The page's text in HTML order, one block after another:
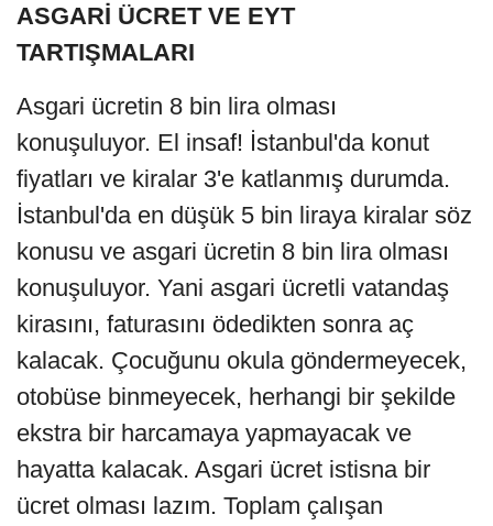
ASGARİ ÜCRET VE EYT
TARTIŞMALARI
Asgari ücretin 8 bin lira olması
konuşuluyor. El insaf! İstanbul'da konut
fiyatları ve kiralar 3'e katlanmış durumda.
İstanbul'da en düşük 5 bin liraya kiralar söz
konusu ve asgari ücretin 8 bin lira olması
konuşuluyor. Yani asgari ücretli vatandaş
kirasını, faturasını ödedikten sonra aç
kalacak. Çocuğunu okula göndermeyecek,
otobüse binmeyecek, herhangi bir şekilde
ekstra bir harcamaya yapmayacak ve
hayatta kalacak. Asgari ücret istisna bir
ücret olması lazım. Toplam çalışan